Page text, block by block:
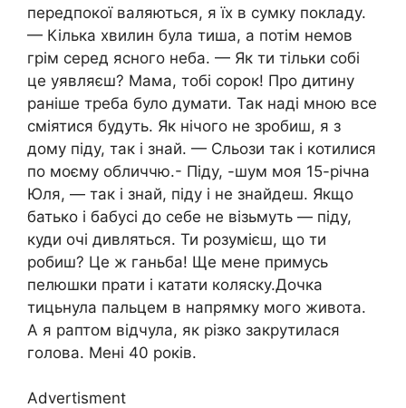
передпокої валяються, я їх в сумку покладу.
— Кілька хвилин була тиша, а потім немов
грім серед ясного неба. — Як ти тільки собі
це уявляєш? Мама, тобі сорок! Про дитину
раніше треба було думати. Так наді мною все
сміятися будуть. Як нічого не зробиш, я з
дому піду, так і знай. — Сльози так і котилися
по моєму обличчю.- Піду, -шум моя 15-річна
Юля, — так і знай, піду і не знайдеш. Якщо
батько і бабусі до себе не візьмуть — піду,
куди очі дивляться. Ти розумієш, що ти
робиш? Це ж ганьба! Ще мене примусь
пелюшки прати і катати коляску.Дочка
тицьнула пальцем в напрямку мого живота.
А я раптом відчула, як різко закрутилася
голова. Мені 40 років.
Advertisment